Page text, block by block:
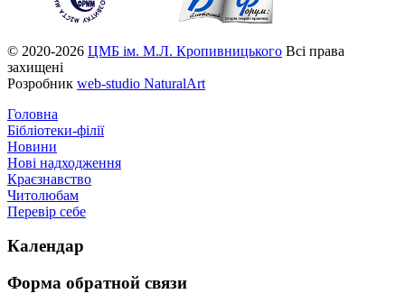
© 2020-2026 ЦМБ ім. М.Л. Кропивницького Всі права
захищені
Розробник web-studio NaturalArt
Головна
Бібліотеки-філії
Новини
Нові надходження
Краєзнавство
Читолюбам
Перевір себе
Календар
Форма обратной связи